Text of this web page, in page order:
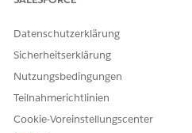
Felder aus dem Objekt
unterstützt.
Zusätzlich zu den
"Zugehöriger Account"
Ein Mehrfach-
Datenschutzerklärung
Sicherheitserklärung
Nutzungsbedingungen
Teilnahmerichtlinien
Cookie-Voreinstellungscenter